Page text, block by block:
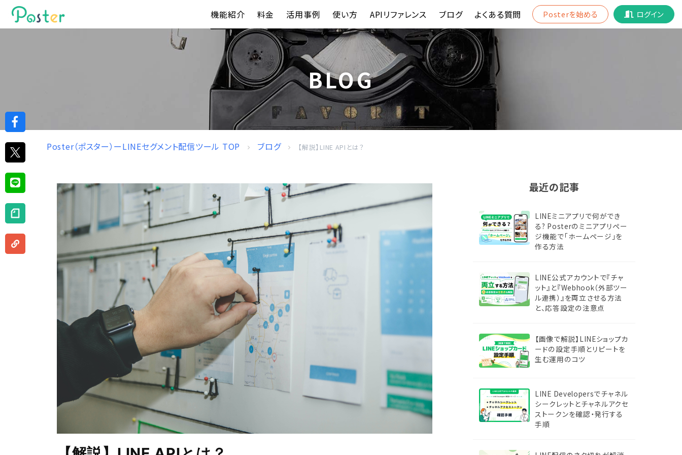
機能紹介 料金 活用事例 使い方 APIリファレンス ブログ よくある質問 Posterを始める ログイン
BLOG
Poster（ポスター）ーLINEセグメント配信ツール TOP ブログ 【解説】LINE APIとは？
最近の記事
LINEミニアプリで何ができ
る? Posterのミニアプリペー
ジ機能で「ホームページ」を
作る方法
LINE公式アカウントで『チャ
ット』と『Webhook（外部ツー
ル連携）』を両立させる方法
と、応答設定の注意点
【画像で解説】LINEショップカ
ードの設定手順とリピートを
生む運用のコツ
LINE Developersでチャネル
シークレットとチャネルアクセ
ストークンを確認・発行する
手順